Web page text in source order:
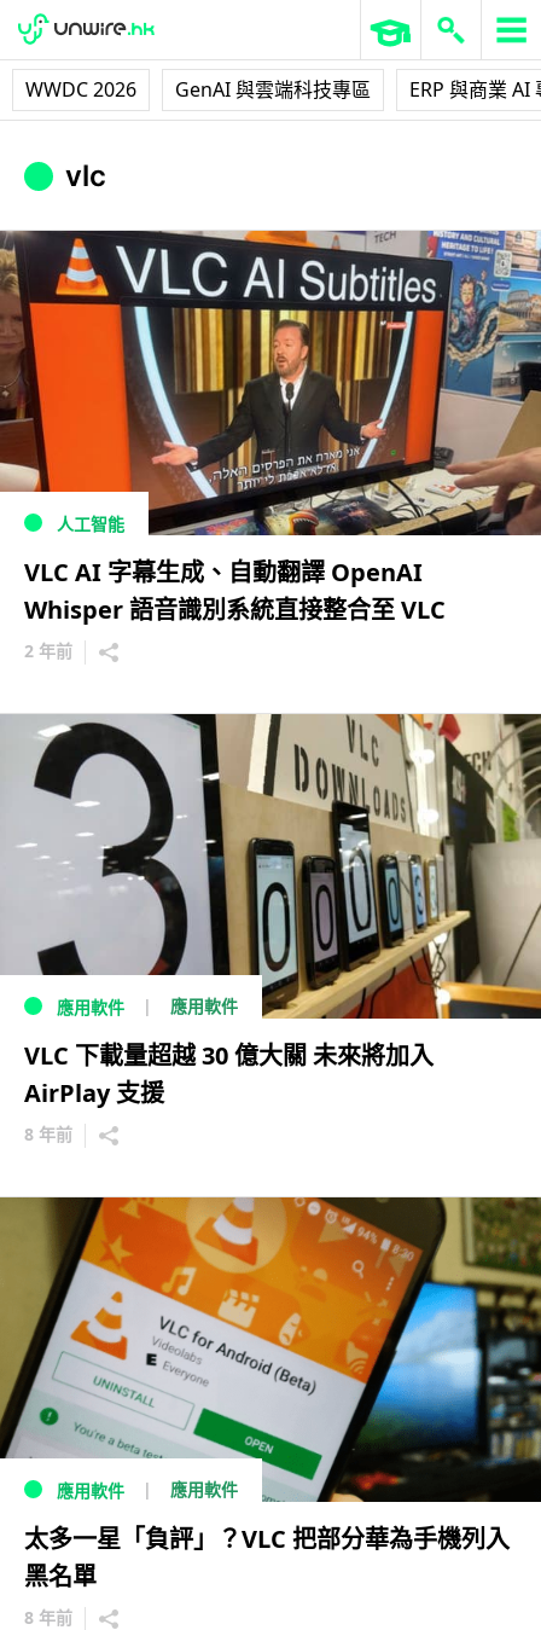
WWDC 2026 GenAI 與雲端科技專區 ERP 與商業 AI
vlc
人工智能
VLC AI 字幕生成、自動翻譯 OpenAI
Whisper 語音識別系統直接整合至 VLC
2 年前
應用軟件 應用軟件
VLC 下載量超越 30 億大關 未來將加入
AirPlay 支援
8 年前
應用軟件 應用軟件
太多一星「負評」？VLC 把部分華為手機列入
黑名單
8 年前